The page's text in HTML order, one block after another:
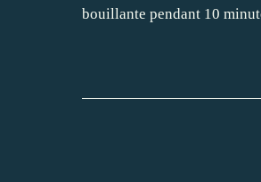
bouillante pendant 10